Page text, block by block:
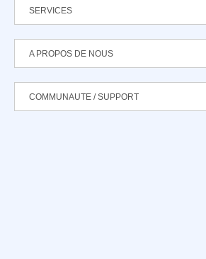
SERVICES
A PROPOS DE NOUS
COMMUNAUTE / SUPPORT